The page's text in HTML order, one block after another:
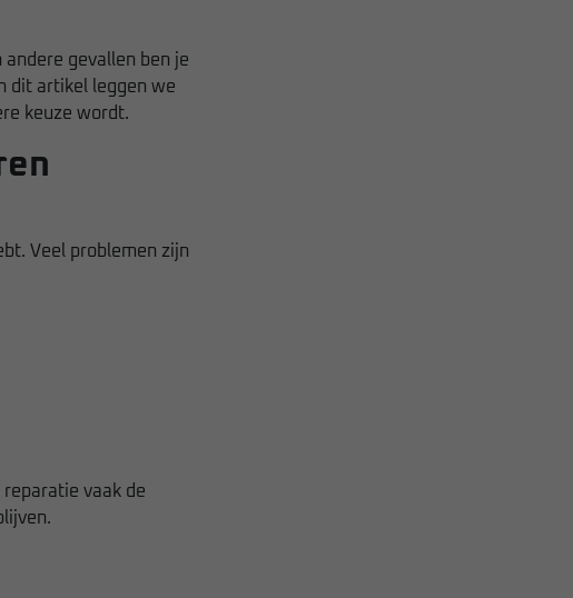
gevallen ben je
dit artikel leggen we
keuze wordt.
Veel problemen zijn
reparatie vaak de